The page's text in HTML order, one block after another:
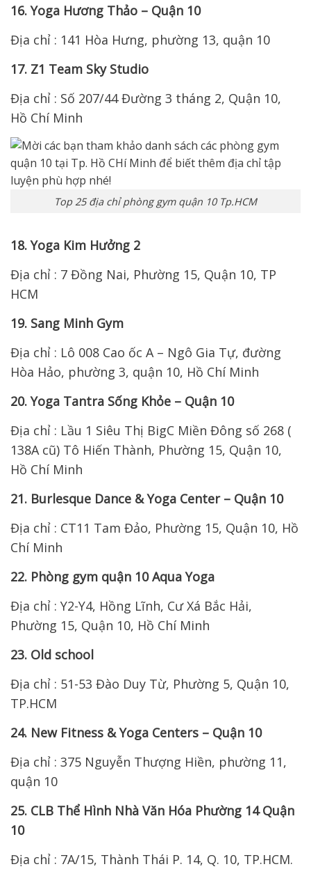
16. Yoga Hương Thảo – Quận 10
Địa chỉ : 141 Hòa Hưng, phường 13, quận 10
17. Z1 Team Sky Studio
Địa chỉ : Số 207/44 Đường 3 tháng 2, Quận 10,
Hồ Chí Minh
Top 25 địa chỉ phòng gym quận 10 Tp.HCM
18. Yoga Kim Hưởng 2
Địa chỉ : 7 Đồng Nai, Phường 15, Quận 10, TP
HCM
19. Sang Minh Gym
Địa chỉ : Lô 008 Cao ốc A – Ngô Gia Tự, đường
Hòa Hảo, phường 3, quận 10, Hồ Chí Minh
20. Yoga Tantra Sống Khỏe – Quận 10
Địa chỉ : Lầu 1 Siêu Thị BigC Miền Đông số 268 (
138A cũ) Tô Hiến Thành, Phường 15, Quận 10,
Hồ Chí Minh
21. Burlesque Dance & Yoga Center – Quận 10
Địa chỉ : CT11 Tam Đảo, Phường 15, Quận 10, Hồ
Chí Minh
22. Phòng gym quận 10 Aqua Yoga
Địa chỉ : Y2-Y4, Hồng Lĩnh, Cư Xá Bắc Hải,
Phường 15, Quận 10, Hồ Chí Minh
23. Old school
Địa chỉ : 51-53 Đào Duy Từ, Phường 5, Quận 10,
TP.HCM
24. New Fitness & Yoga Centers – Quận 10
Địa chỉ : 375 Nguyễn Thượng Hiền, phường 11,
quận 10
25. CLB Thể Hình Nhà Văn Hóa Phường 14 Quận
10
Địa chỉ : 7A/15, Thành Thái P. 14, Q. 10, TP.HCM.